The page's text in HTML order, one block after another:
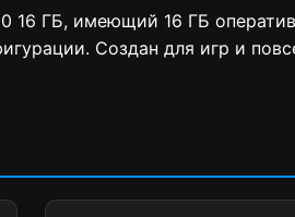
16 ГБ, имеющий 16 ГБ
Создан для игр и